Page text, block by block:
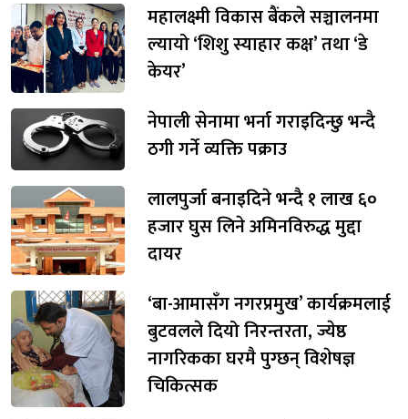
महालक्ष्मी विकास बैंकले सञ्चालनमा
ल्यायो ‘शिशु स्याहार कक्ष’ तथा ‘डे
केयर’
नेपाली सेनामा भर्ना गराइदिन्छु भन्दै
ठगी गर्ने व्यक्ति पक्राउ
लालपुर्जा बनाइदिने भन्दै १ लाख ६०
हजार घुस लिने अमिनविरुद्ध मुद्दा
दायर
‘बा-आमासँग नगरप्रमुख’ कार्यक्रमलाई
बुटवलले दियो निरन्तरता, ज्येष्ठ
नागरिकका घरमै पुग्छन् विशेषज्ञ
चिकित्सक